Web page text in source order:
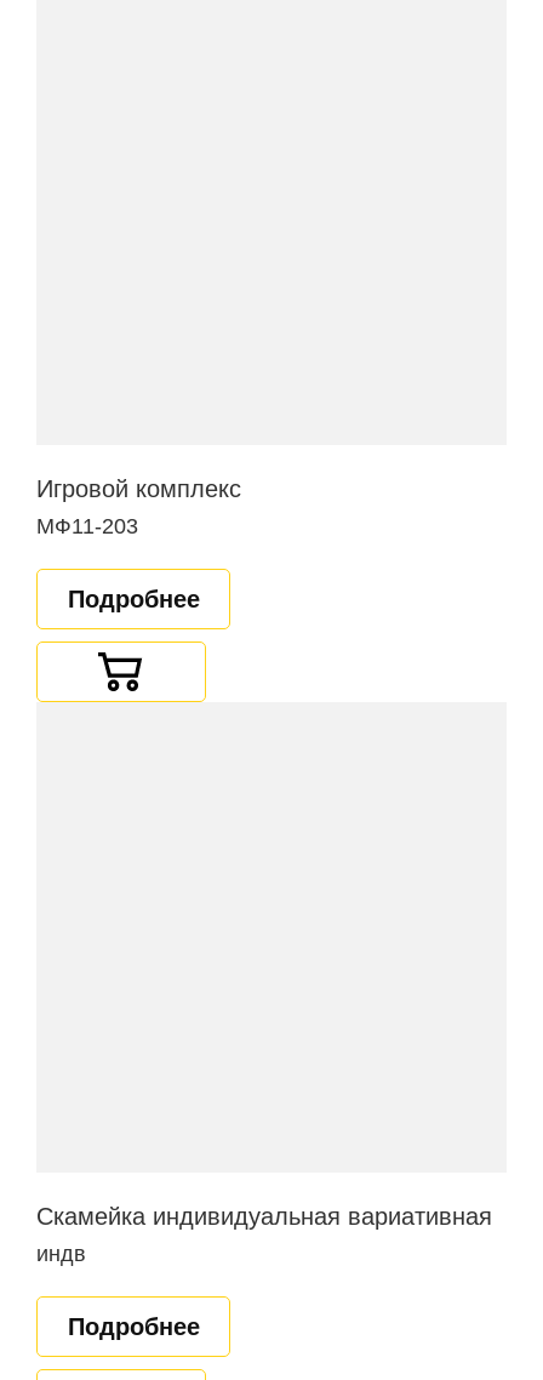
Игровой комплекс
МФ11-203
Подробнее
Скамейка индивидуальная вариативная
индв
Подробнее